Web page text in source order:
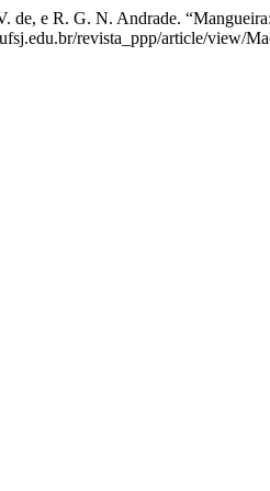
de, e R. G. N. Andrade.
revista_ppp/article/view/